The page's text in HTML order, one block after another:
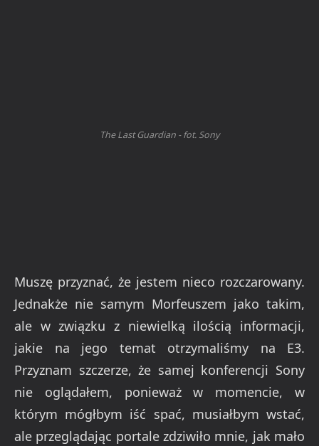
The Last Guardian - fot. Sony
Muszę przyznać, że jestem nieco rozczarowany.
Jednakże nie samym Morfeuszem jako takim,
ale w związku z niewielką ilością informacji,
jakie na jego temat otrzymaliśmy na E3.
Przyznam szczerze, że samej konferencji Sony
nie oglądałem, ponieważ w momencie, w
którym mógłbym iść spać, musiałbym wstać,
ale przeglądając portale zdziwiło mnie, jak mało